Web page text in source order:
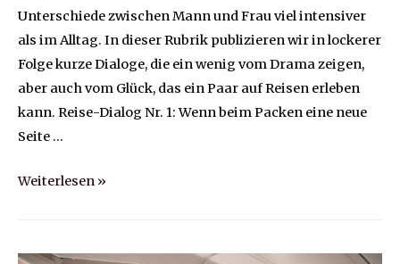
Unterschiede zwischen Mann und Frau viel intensiver
als im Alltag. In dieser Rubrik publizieren wir in lockerer
Folge kurze Dialoge, die ein wenig vom Drama zeigen,
aber auch vom Glück, das ein Paar auf Reisen erleben
kann. Reise-Dialog Nr. 1: Wenn beim Packen eine neue
Seite …
Die
„Ist
Weiterlesen »